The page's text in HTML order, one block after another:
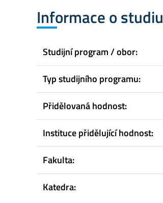
Informace o studiu
Studijní program / obor:
Typ studijního programu:
Přidělovaná hodnost:
Instituce přidělující hodnost:
Fakulta:
Katedra: